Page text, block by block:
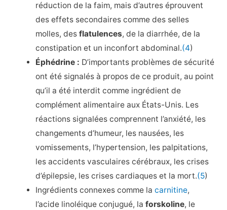
réduction de la faim, mais d’autres éprouvent
des effets secondaires comme des selles
molles, desflatulences, de la diarrhée, de la
constipation et un inconfort abdominal.(4)
Éphédrine : D’importants problèmes de sécurité
ont été signalés à propos de ce produit, au point
qu’il a été interdit comme ingrédient de
complément alimentaire aux États-Unis. Les
réactions signalées comprennent l’anxiété, les
changements d’humeur, les nausées, les
vomissements, l’hypertension, les palpitations,
les accidents vasculaires cérébraux, les crises
d’épilepsie, les crises cardiaques et la mort.(5)
Ingrédients connexes comme lacarnitine,
l’acide linoléique conjugué, laforskoline, le